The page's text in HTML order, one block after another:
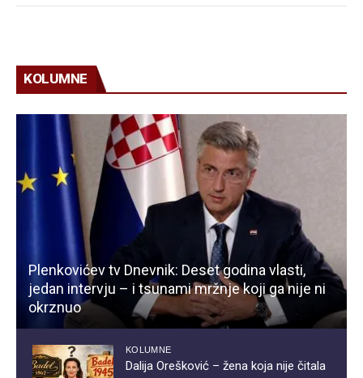
KOLUMNE
Plenkovićev tv Dnevnik: Deset godina vlasti,
jedan intervju – i tsunami mržnje koji ga nije ni
okrznuo
KOLUMNE
Dalija Orešković – žena koja nije čitala